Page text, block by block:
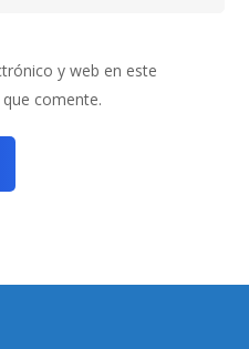
y web en este
comente.